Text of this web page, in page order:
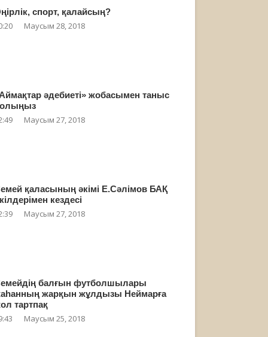
спорт, қалайсың?
Маусым 28, 2018
әдебиеті» жобасымен таныс
Маусым 27, 2018
қаласының әкімі Е.Сәлімов БАҚ
кездесі
Маусым 27, 2018
балғын футболшылары
жарқын жұлдызы Неймарға
тартпақ
Маусым 25, 2018